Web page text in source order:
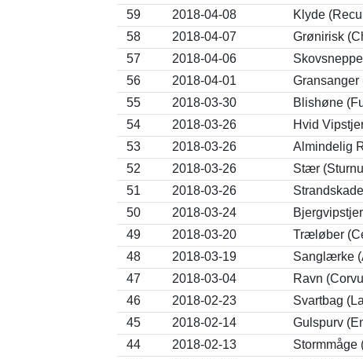
59
2018-04-08 Klyde
58
2018-04-07 Grønirisk
57
2018-04-06
56
2018-04-01
55
2018-03-30 Blishøne
54
2018-03-26 Hvid
53
2018-03-26 Almindelig
52
2018-03-26 Stær
51
2018-03-26
50
2018-03-24
49
2018-03-20 Træløber
48
2018-03-19 Sanglærke
47
2018-03-04 Ravn
46
2018-02-23 Svartbag
45
2018-02-14 Gulspurv
44
2018-02-13 Stormmåge